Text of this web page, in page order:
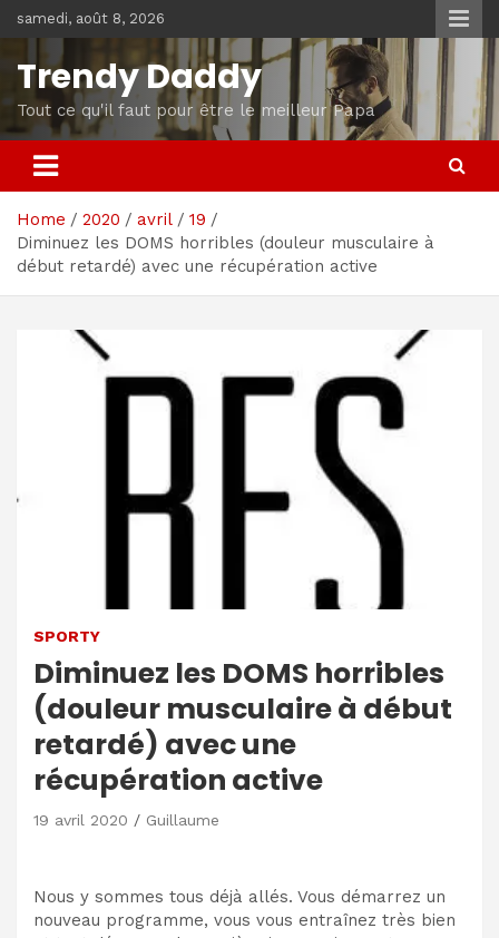
to
content
samedi, août 8, 2026
Trendy Daddy
Tout ce qu'il faut pour être le meilleur Papa
Home 2020 avril
19
Diminuez les DOMS horribles (douleur musculaire à
début retardé) avec une récupération active
SPORTY
Diminuez les DOMS horribles
(douleur musculaire à début
retardé) avec une
récupération active
19 avril 2020 Guillaume
Nous y sommes tous déjà allés. Vous démarrez un
nouveau programme, vous vous entraînez très bien